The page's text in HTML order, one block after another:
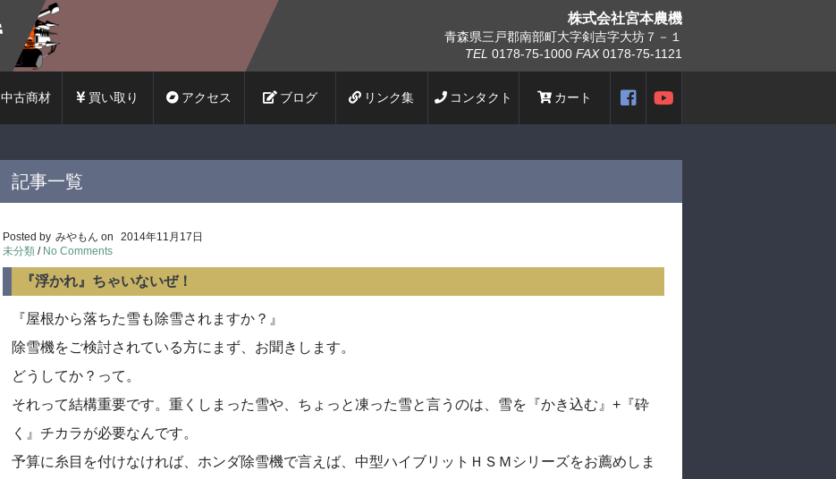
店長日記
株式会社宮本農機
青森県三戸郡南部町大字剣吉字大坊７－１
TEL 0178-75-1000 FAX 0178-75-1121
中古商材 買い取り アクセス ブログ リンク集 コンタクト カート
記事一覧
Posted by みやもん on
2014年11月17日
未分類 / No Comments
『浮かれ』ちゃいないぜ！
『屋根から落ちた雪も除雪されますか？』
除雪機をご検討されている方にまず、お聞きします。
どうしてか？って。
それって結構重要です。重くしまった雪や、ちょっと凍った雪と言うのは、雪を『かき込む』+『砕
く』チカラが必要なんです。
予算に糸目を付けなければ、ホンダ除雪機で言えば、中型ハイブリットＨＳＭシリーズをお薦めしま